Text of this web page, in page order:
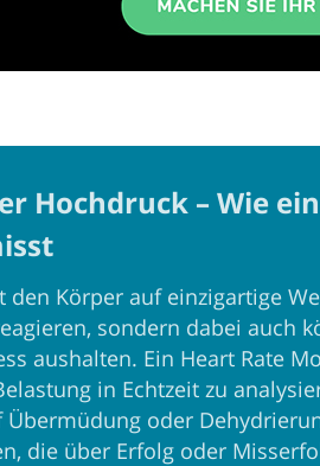
Hochdruck – Wie
Körper auf einzigartige
sondern dabei auch
aushalten. Ein Heart Rate
in Echtzeit zu
Übermüdung oder
die über Erfolg oder